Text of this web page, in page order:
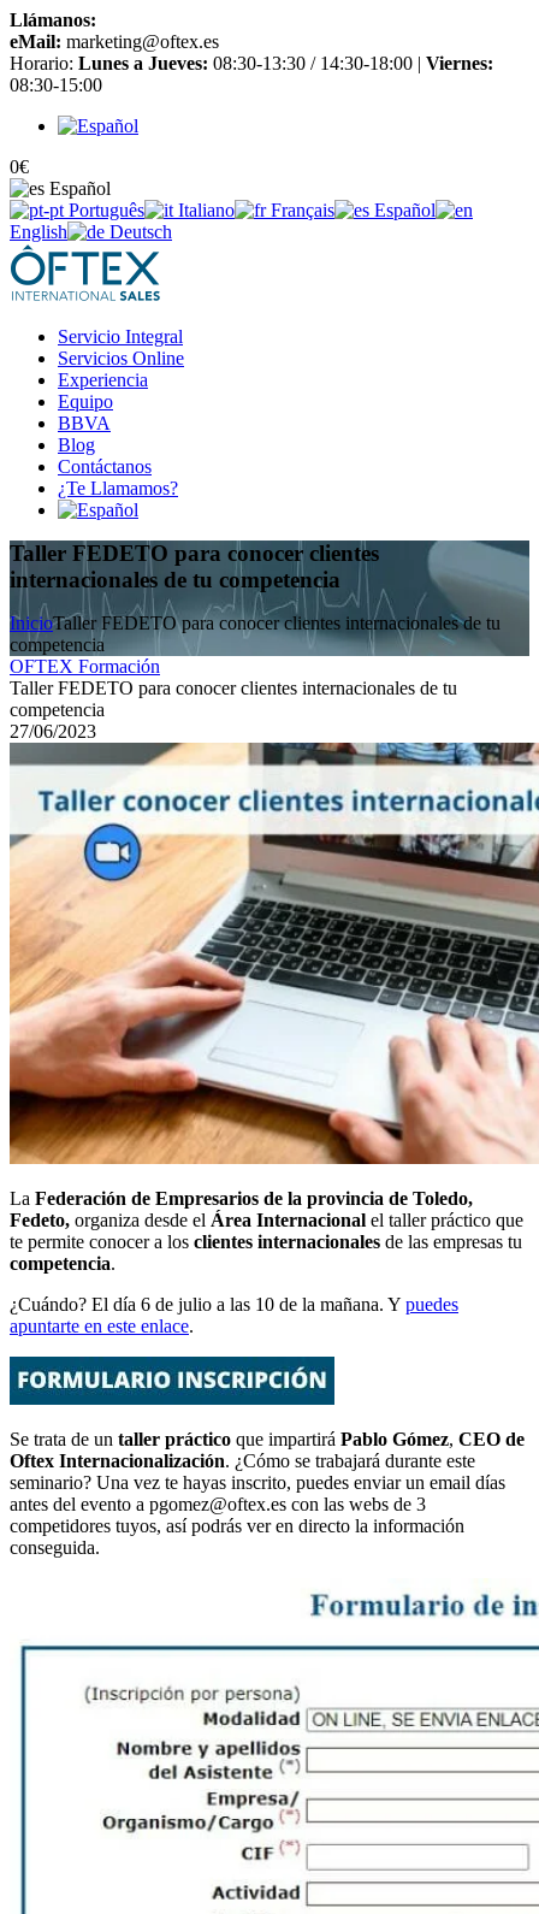
Llámanos:
eMail: marketing@oftex.es
Horario: Lunes a Jueves: 08:30-13:30 / 14:30-18:00 | Viernes:
08:30-15:00
0€
Español
Português
Italiano Français
Español
English
Deutsch
Servicio Integral
Servicios Online
Experiencia
Equipo
BBVA
Blog
Contáctanos
¿Te Llamamos?
Taller FEDETO para conocer clientes
internacionales de tu competencia
InicioTaller FEDETO para conocer clientes internacionales de tu
competencia
OFTEX Formación
Taller FEDETO para conocer clientes internacionales de tu
competencia
27/06/2023
La Federación de Empresarios de la provincia de Toledo,
Fedeto, organiza desde el Área Internacional el taller práctico que
te permite conocer a los clientes internacionales de las empresas tu
competencia.
¿Cuándo? El día 6 de julio a las 10 de la mañana. Y puedes
apuntarte en este enlace.
Se trata de un taller práctico que impartirá Pablo Gómez, CEO de
Oftex Internacionalización. ¿Cómo se trabajará durante este
seminario? Una vez te hayas inscrito, puedes enviar un email días
antes del evento a pgomez@oftex.es con las webs de 3
competidores tuyos, así podrás ver en directo la información
conseguida.